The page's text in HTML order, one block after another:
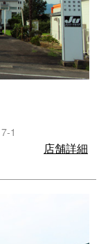
1
店舗詳細